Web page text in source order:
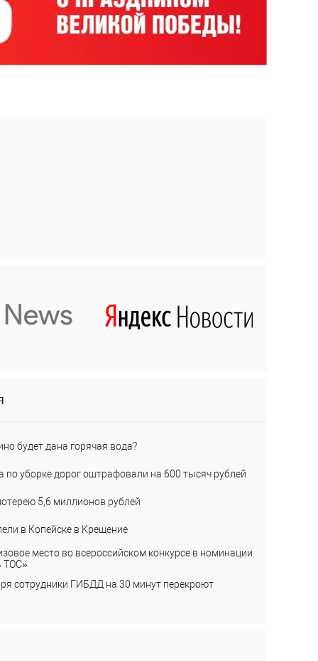
будет дана горячая вода?
по уборке дорог оштрафовали на 600 тысяч рублей
5,6 миллионов рублей
в Копейске в Крещение
место во всероссийском конкурсе в номинации
ТОС»
сотрудники ГИБДД на 30 минут перекроют